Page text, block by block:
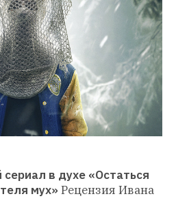
в духе «Остаться
мух» Рецензия Ивана